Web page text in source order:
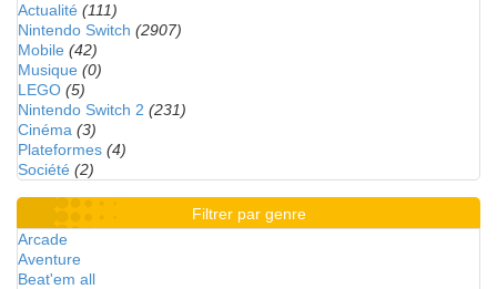
Actualité (111)
Nintendo Switch (2907)
Mobile (42)
Musique (0)
LEGO (5)
Nintendo Switch 2 (231)
Cinéma (3)
Plateformes (4)
Société (2)
Filtrer par genre
Arcade
Aventure
Beat'em all